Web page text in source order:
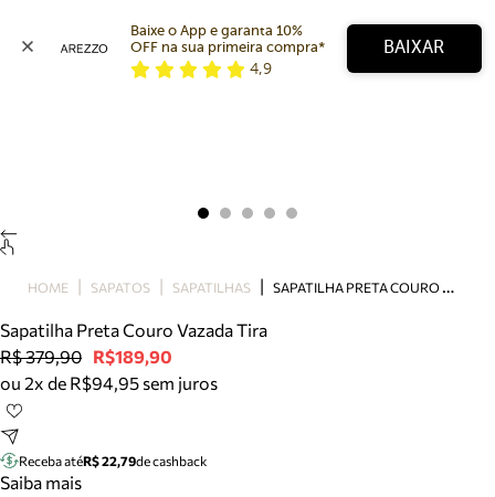
Bolsa
Tamanco
Tênis
Mule
Tire dúvidas sobre pedidos, devoluções e mais.
Baixe o App e garanta 10%
OFF na sua primeira compra*
4,9
BAIXAR
HOME SAPATOS SAPATILHAS S
APATILHA PRETA COURO VAZADA TIRA
Sapatilha Preta Couro Vazada Tira
R$ 379,90 R$189,90
ou 2x de R$94,95 sem juros
Receba atéR$ 22,79de cashback
Saiba mais